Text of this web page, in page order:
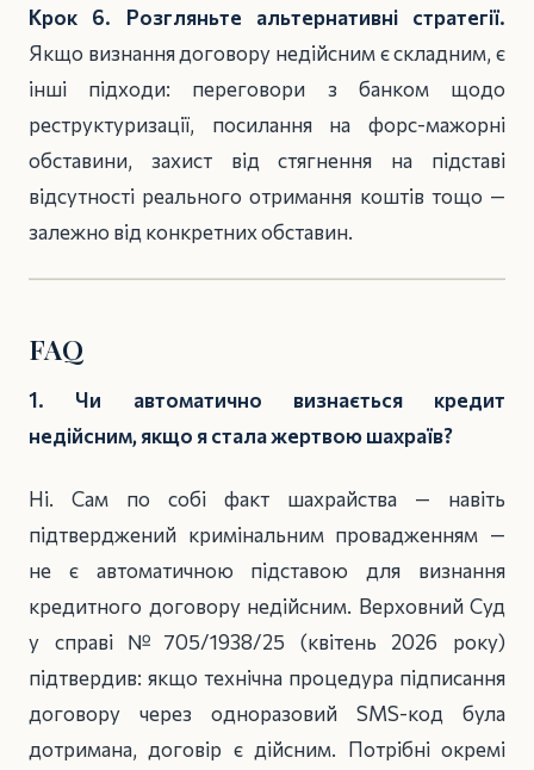
Крок 6. Розгляньте альтернативні стратегії.
Якщо визнання договору недійсним є складним, є
інші підходи: переговори з банком щодо
реструктуризації, посилання на форс-мажорні
обставини, захист від стягнення на підставі
відсутності реального отримання коштів тощо —
залежно від конкретних обставин.
FAQ
1. Чи автоматично визнається кредит
недійсним, якщо я стала жертвою шахраїв?
Ні. Сам по собі факт шахрайства — навіть
підтверджений кримінальним провадженням —
не є автоматичною підставою для визнання
кредитного договору недійсним. Верховний Суд
у справі №705/1938/25 (квітень 2026 року)
підтвердив: якщо технічна процедура підписання
договору через одноразовий SMS-код була
дотримана, договір є дійсним. Потрібні окремі